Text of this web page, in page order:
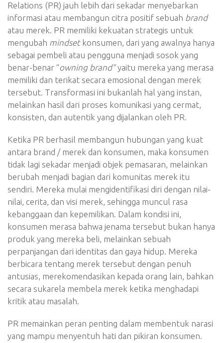
Relations (PR) jauh lebih dari sekadar menyebarkan
informasi atau membangun citra positif sebuah brand
atau merek. PR memiliki kekuatan strategis untuk
mengubah mindsetkonsumen, dari yang awalnya hanya
sebagai pembeli atau pengguna menjadi sosok yang
benar-benar “owning brand”yaitu mereka yang merasa
memiliki dan terikat secara emosional dengan merek
tersebut. Transformasi ini bukanlah hal yang instan,
melainkan hasil dari proses komunikasi yang cermat,
konsisten, dan autentik yang dijalankan oleh PR.
Ketika PR berhasil membangun hubungan yang kuat
antara brand / merek dan konsumen, maka konsumen
tidak lagi sekadar menjadi objek pemasaran, melainkan
berubah menjadi bagian dari komunitas merek itu
sendiri. Mereka mulai mengidentifikasi diri dengan nilai-
nilai, cerita, dan visi merek, sehingga muncul rasa
kebanggaan dan kepemilikan. Dalam kondisi ini,
konsumen merasa bahwa jenama tersebut bukan hanya
produk yang mereka beli, melainkan sebuah
perpanjangan dari identitas dan gaya hidup. Mereka
berbicara tentang merek tersebut dengan penuh
antusias, merekomendasikan kepada orang lain, bahkan
secara sukarela membela merek ketika menghadapi
kritik atau masalah.
PR memainkan peran penting dalam membentuk narasi
yang mampu menyentuh hati dan pikiran konsumen.